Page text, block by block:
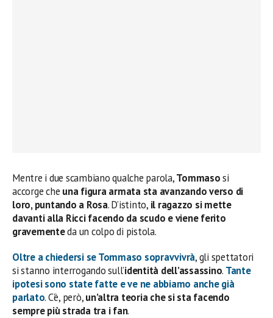
Mentre i due scambiano qualche parola,Tommasosi
accorge che una figura armata sta avanzando verso di
loro, puntando a Rosa. D’istinto, il ragazzo si mette
davanti alla Ricci facendo da scudo e viene ferito
gravementeda un colpo di pistola.
Oltre a chiedersi seTommaso sopravvivrà, gli spettatori
si stanno interrogando sull’identità dell’assassino. Tante
ipotesi sono state fatte e ve ne abbiamo anche già
parlato. C’è, però,un’altra teoria che si sta facendo
sempre più strada tra i fan.